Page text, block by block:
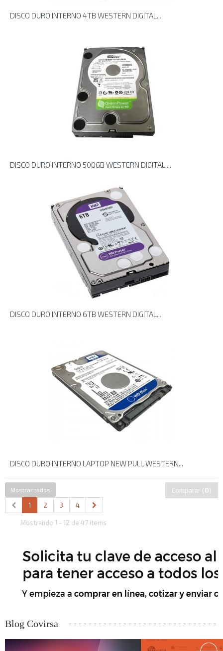
DISCO DURO INTERNO 4TB WESTERN DIGITAL...
DISCO DURO INTERNO 500GB WESTERN DIGITAL,...
DISCO DURO INTERNO 6TB WESTERN DIGITAL...
DISCO DURO INTERNO LAPTOP NEW PULL WESTERN...
Mostrar todos
1 2 3 4
Mostrando 1 - 12 de 47 items
Comparar (0)
Blog Covirsa